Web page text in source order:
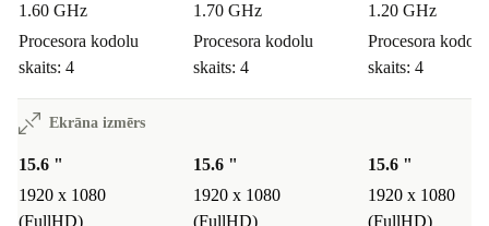
1.60 GHz
Procesora kodolu
skaits: 4
1.70 GHz
Procesora kodolu
skaits: 4
1.20 GHz
Procesora kodolu
skaits: 4
Ekrāna izmērs
15.6 "
1920 x 1080
(FullHD)
15.6 "
1920 x 1080
(FullHD)
15.6 "
1920 x 1080
(FullHD)